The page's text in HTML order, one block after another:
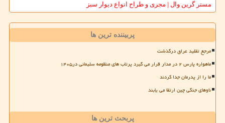
مستر گرین وال | مجری و طراح انواع دیوار سبز
پربیننده ترین ها
مرجع تقلید عراق درگذشت
ماهواره پارس ۲ در مدار قرار می گیرد پرتاب های منظومه سلیمانی در۱۴۰۵
ما را از پدرمان جدا کردند
ناوهای جنگی چین ارتقا می یابند
پربحث ترین ها